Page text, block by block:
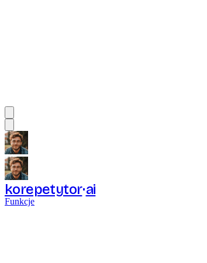
korepetytor ai
Funkcje